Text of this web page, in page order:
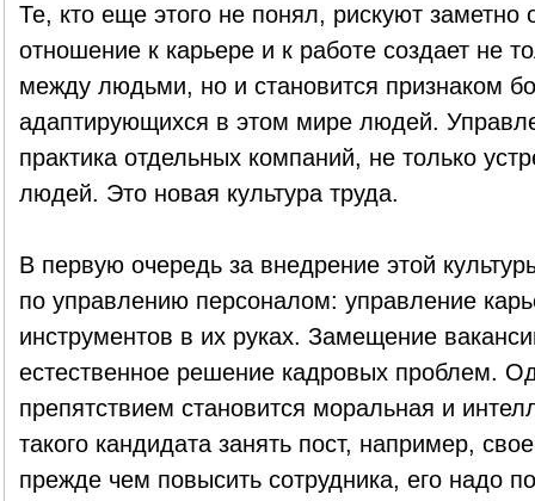
Те, кто еще этого не понял, рискуют заметно
отношение к карьере и к работе создает не
между людьми, но и становится признаком
адаптирующихся в этом мире людей.
практика отдельных компаний, не только
людей. Это новая культура труда.
В первую очередь за внедрение этой
по управлению персоналом: управление
инструментов в их руках. Замещение
естественное решение кадровых проблем.
препятствием становится моральная и
такого кандидата занять пост, например,
прежде чем повысить сотрудника, его надо